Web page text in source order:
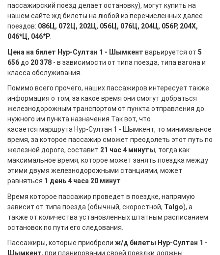
пассажирский поезд делает остановку), могут купить на
нашем сайте жд билеты на любой из перечисленных далее
поездов: 086Ц, 072Ц, 202Ц, 056Ц, 076Ц, 204Ц, 056Р, 204Х,
046*Ц, 046*Р
Цена на билет Нур-Султан 1 - Шымкент варьируется от 5
656 до 20 378 - в зависимости от типа поезда, типа вагона и
класса обслуживания.
Помимо всего прочего, наших пассажиров интересует также
информация о том, за какое время они смогут добраться
железнодорожным транспортом от пункта отправления до
нужного им пункта назначения.Так вот, что
касается маршрута Нур-Султан 1 - Шымкент, то минимальное
время, за которое пассажир сможет преодолеть этот путь по
железной дороге, составит 21 час 4 минуты, тогда как
максимальное время, которое может занять поездка между
этими двумя железнодорожными станциями, может
равняться 1 день 4 часа 20 минут
Время которое пассажир проведет в поездке, напрямую
зависит от типа поезда (обычный, скоростной, Talgo), а
также от количества установленных штатным расписанием
остановок по пути его следования.
Пассажиры, которые приобрели ж/д билеты Нур-Султан 1 -
Шымкент, при планировании своей поездки должны